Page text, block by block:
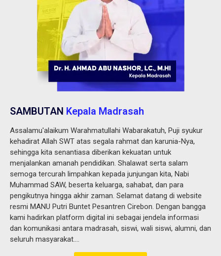
SAMBUTAN Kepala Madrasah
Assalamu'alaikum Warahmatullahi Wabarakatuh, Puji syukur
kehadirat Allah SWT atas segala rahmat dan karunia-Nya,
sehingga kita senantiasa diberikan kekuatan untuk
menjalankan amanah pendidikan. Shalawat serta salam
semoga tercurah limpahkan kepada junjungan kita, Nabi
Muhammad SAW, beserta keluarga, sahabat, dan para
pengikutnya hingga akhir zaman. Selamat datang di website
resmi MANU Putri Buntet Pesantren Cirebon. Dengan bangga
kami hadirkan platform digital ini sebagai jendela informasi
dan komunikasi antara madrasah, siswi, wali siswi, alumni, dan
seluruh masyarakat....